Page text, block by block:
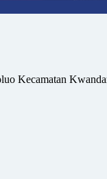
Kecamatan